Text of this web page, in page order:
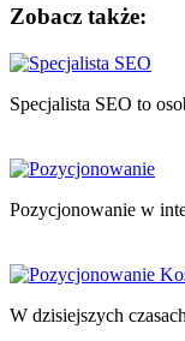
Zobacz także:
Specjalista SEO to
Pozycjonowanie w
W dzisiejszych
Nawigacja
wpisu